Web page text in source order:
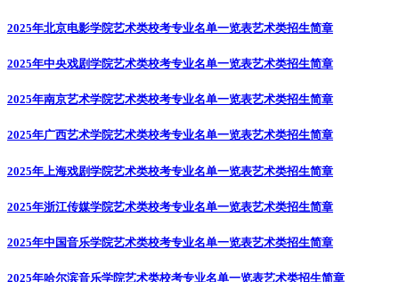
2025年北京电影学院艺术类校考专业名单一览表艺术类招生简章
2025年中央戏剧学院艺术类校考专业名单一览表艺术类招生简章
2025年南京艺术学院艺术类校考专业名单一览表艺术类招生简章
2025年广西艺术学院艺术类校考专业名单一览表艺术类招生简章
2025年上海戏剧学院艺术类校考专业名单一览表艺术类招生简章
2025年浙江传媒学院艺术类校考专业名单一览表艺术类招生简章
2025年中国音乐学院艺术类校考专业名单一览表艺术类招生简章
2025年哈尔滨音乐学院艺术类校考专业名单一览表艺术类招生简章